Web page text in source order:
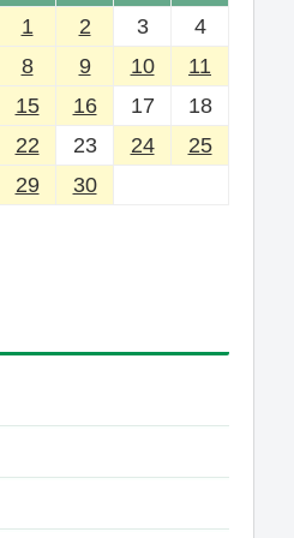
1
2 3
4
8 9 10
11
15 16 17
18
22 23 24
25
29 30